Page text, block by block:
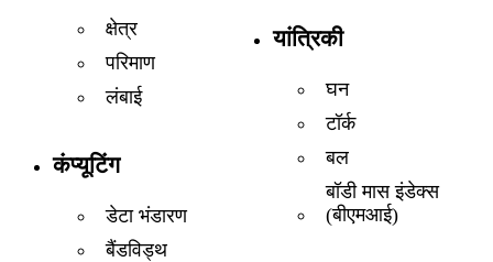
क्षेत्र
परिमाण
लंबाई
कंप्यूटिंग
डेटा भंडारण
बैंडविड्थ
यांत्रिकी
घन
टॉर्क
बल
बॉडी मास इंडेक्स
(बीएमआई)